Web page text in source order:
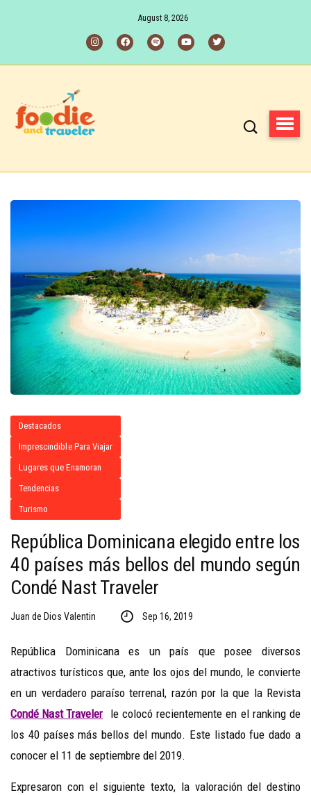
August 8, 2026
Destacados
Imprescindible Para Viajar
Lugares que Enamoran
Tendencias
Turismo
República Dominicana elegido entre los
40 países más bellos del mundo según
Condé Nast Traveler
Juan de Dios Valentin Sep 16, 2019
República Dominicana es un país que posee diversos
atractivos turísticos que, ante los ojos del mundo, le convierte
en un verdadero paraíso terrenal, razón por la que la Revista
Condé Nast Travelerle colocó recientemente en el ranking de
los 40 países más bellos del mundo. Este listado fue dado a
conocer el 11 de septiembre del 2019.
Expresaron con el siguiente texto, la valoración del destino